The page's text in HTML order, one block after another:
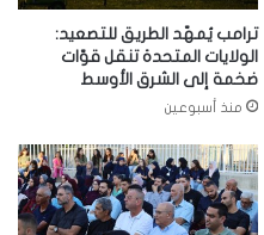
ترامب يُمهّد الطريق للتصعيد:
الولايات المتحدة تنقل قوّات
ضخمة إلى الشرق الأوسط
منذ أسبوعين